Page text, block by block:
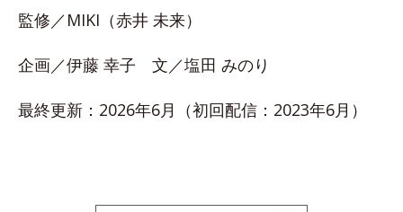
監修／MIKI（赤井 未来）
企画／伊藤 幸子 文／塩田 みのり
最終更新：2026年6月（初回配信：2023年6月）